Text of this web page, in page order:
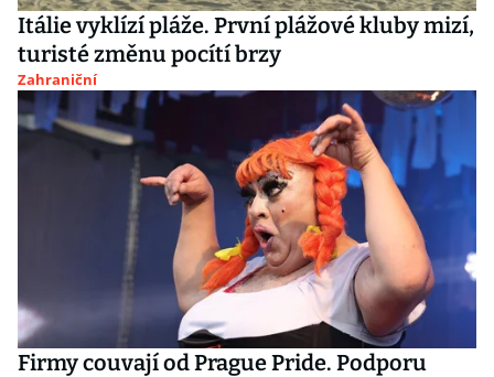
Itálie vyklízí pláže. První plážové kluby mizí,
turisté změnu pocítí brzy
Zahraniční
Firmy couvají od Prague Pride. Podporu